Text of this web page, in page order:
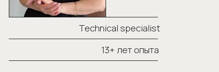
Она видит проект изнутри, детально
понимая специфику работы итальянских
и координируя самые сложные конструктивные
процессы. Наравне с сильной инженерной